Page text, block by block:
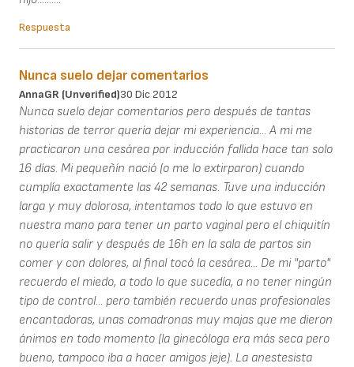
Respuesta
Nunca suelo dejar comentarios
AnnaGR (unverified)30 Dic 2012
Nunca suelo dejar comentarios pero después de tantas
historias de terror quería dejar mi experiencia... A mi me
practicaron una cesárea por inducción fallida hace tan solo
16 días. Mi pequeñín nació (o me lo extirparon) cuando
cumplía exactamente las 42 semanas. Tuve una inducción
larga y muy dolorosa, intentamos todo lo que estuvo en
nuestra mano para tener un parto vaginal pero el chiquitín
no quería salir y después de 16h en la sala de partos sin
comer y con dolores, al final tocó la cesárea... De mi "parto"
recuerdo el miedo, a todo lo que sucedía, a no tener ningún
tipo de control... pero también recuerdo unas profesionales
encantadoras, unas comadronas muy majas que me dieron
ánimos en todo momento (la ginecóloga era más seca pero
bueno, tampoco iba a hacer amigos jeje). La anestesista